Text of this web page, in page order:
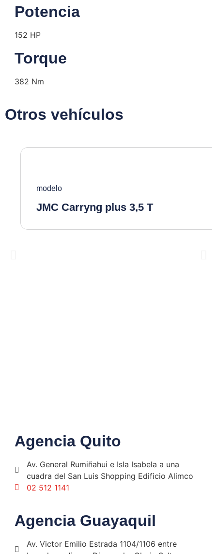
Potencia
152 HP
Torque
382 Nm
Otros vehículos
modelo
JMC Carryng plus 3,5 T
Agencia Quito
Av. General Rumiñahui e Isla Isabela a una
cuadra del San Luis Shopping Edificio Alimco
02 512 1141
Agencia Guayaquil
Av. Victor Emilio Estrada 1104/1106 entre